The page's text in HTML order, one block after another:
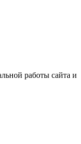
работы сайта и